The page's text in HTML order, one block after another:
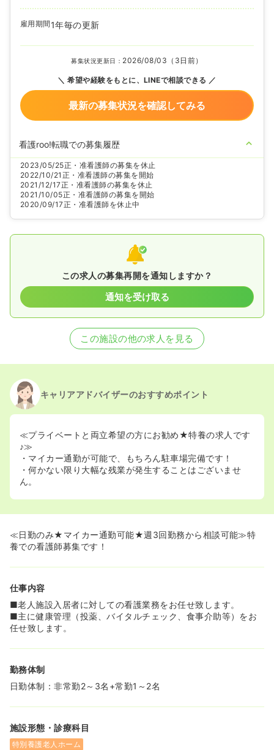
雇用期間 1年毎の更新
募集状況更新日： 2026/08/03（3日前）
希望や経験をもとに、LINEで相談できる
最新の募集状況を確認してみる
看護roo!転職での募集履歴
2023/05/25正・准看護師の募集を休止
2022/10/21 正・准看護師の募集を開始
2021/12/17正・准看護師の募集を休止
2021/10/05正・准看護師の募集を開始
2020/09/17正・准看護師を休止中
この求人の募集再開を通知しますか？
通知を受け取る
この施設の他の求人を見る
キャリアアドバイザーのおすすめポイント
≪プライベートと両立希望の方にお勧め★特養の求人です
♪≫
・マイカー通勤が可能で、もちろん駐車場完備です！
・何かない限り大幅な残業が発生することはございませ
ん。
≪日勤のみ★マイカー通勤可能★週3回勤務から相談可能≫特
養での看護師募集です！
仕事内容
■老人施設入居者に対しての看護業務をお任せ致します。
■主に健康管理（投薬、バイタルチェック、食事介助等）をお
任せ致します。
勤務体制
日勤体制：非常勤2～3名+常勤1～2名
施設形態・診療科目
特別養護老人ホーム